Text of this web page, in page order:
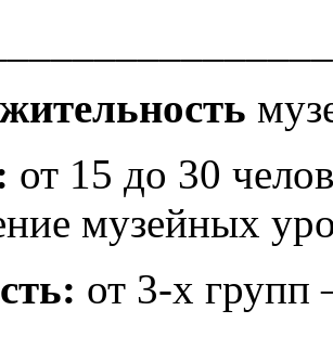
от 15 до 30
музейных
от 3-х групп